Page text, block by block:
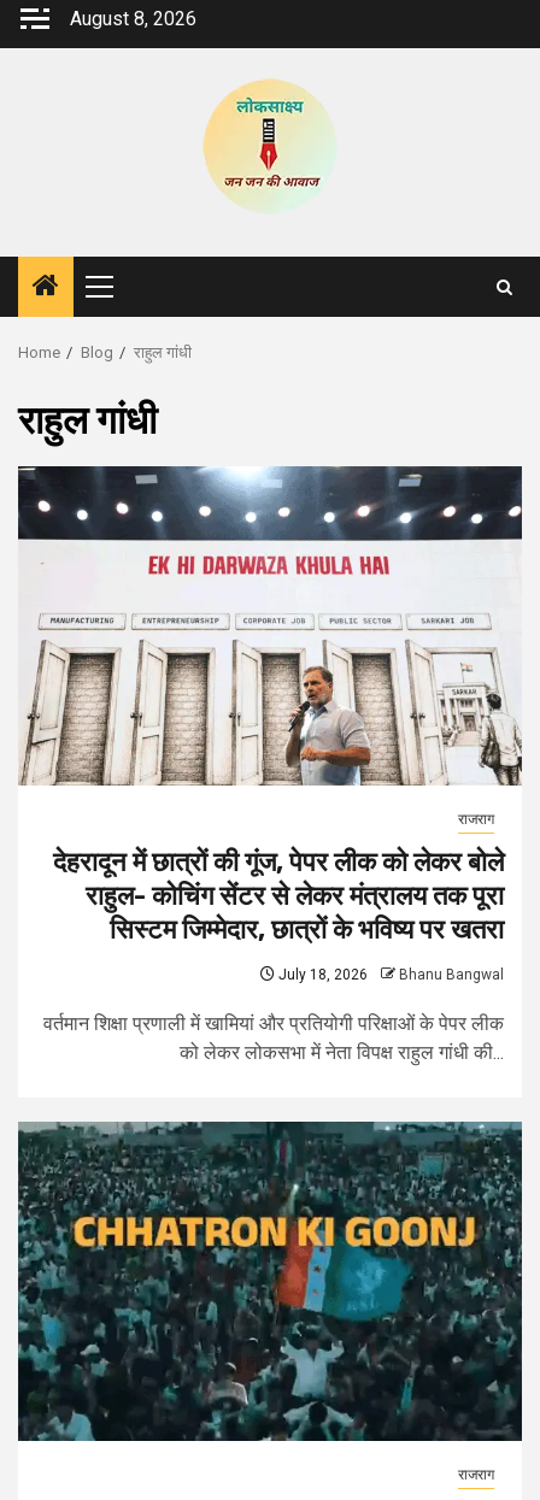
Skip
August 8, 2026
Primary
Menu
Home Blog राहुल गांधी
राहुल गांधी
राजराग
देहरादून में छात्रों की गूंज, पेपर लीक को लेकर बोले
राहुल- कोचिंग सेंटर से लेकर मंत्रालय तक पूरा
सिस्टम जिम्मेदार, छात्रों के भविष्य पर खतरा
July 18, 2026 Bhanu Bangwal
वर्तमान शिक्षा प्रणाली में खामियां और प्रतियोगी परिक्षाओं के पेपर लीक
को लेकर लोकसभा में नेता विपक्ष राहुल गांधी की...
राजराग